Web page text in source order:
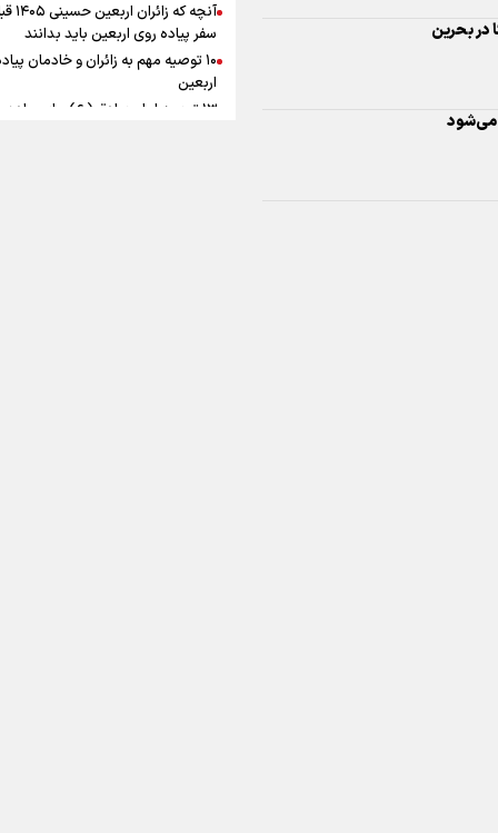
حقوق کارکنان دولت و
در بودجه ۱۴۰۵ چقدر است؟
آنچه که
سفر پیاده روی اربعین باید بدانند
۱۰ توصیه مهم به زائران و خادمان
اربعین
۱۳ توصیه امام صادق (ع) برای